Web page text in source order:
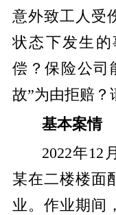
意外致工人受
状态下发生
偿？保险公司
故”为由拒赔？
基本案情
2022年12
某在二楼楼面
业。作业期间